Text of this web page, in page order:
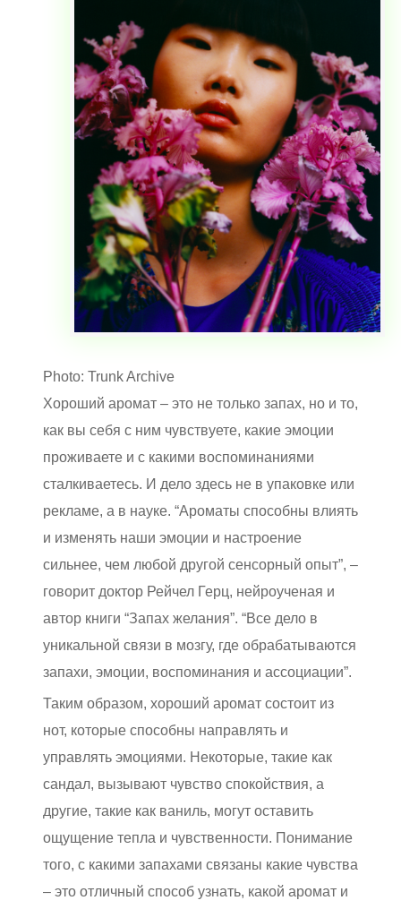
Photo: Trunk Archive
Хороший аромат – это не только запах, но и то,
как вы себя с ним чувствуете, какие эмоции
проживаете и с какими воспоминаниями
сталкиваетесь. И дело здесь не в упаковке или
рекламе, а в науке. “Ароматы способны влиять
и изменять наши эмоции и настроение
сильнее, чем любой другой сенсорный опыт”, –
говорит доктор Рейчел Герц, нейроученая и
автор книги “Запах желания”. “Все дело в
уникальной связи в мозгу, где обрабатываются
запахи, эмоции, воспоминания и ассоциации”.
Таким образом, хороший аромат состоит из
нот, которые способны направлять и
управлять эмоциями. Некоторые, такие как
сандал, вызывают чувство спокойствия, а
другие, такие как ваниль, могут оставить
ощущение тепла и чувственности. Понимание
того, с какими запахами связаны какие чувства
– это отличный способ узнать, какой аромат и